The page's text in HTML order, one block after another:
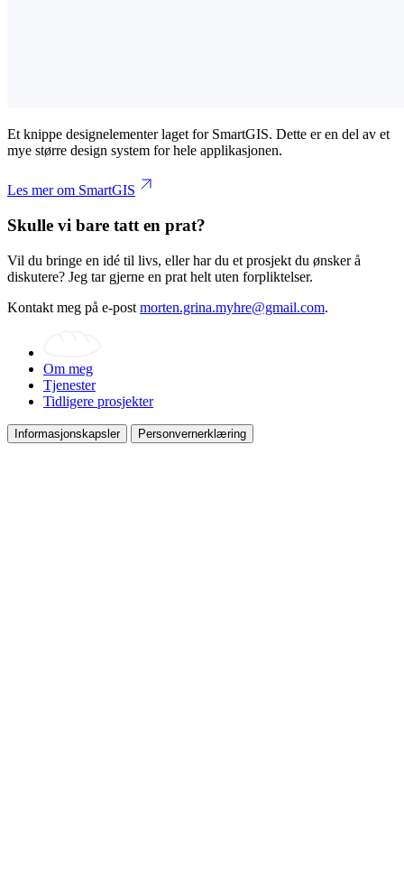
Et knippe designelementer laget for SmartGIS. Dette er en del av et
mye større design system for hele applikasjonen.
Les mer om SmartGIS
Skulle vi bare tatt en prat?
Vil du bringe en idé til livs, eller har du et prosjekt du ønsker å
diskutere? Jeg tar gjerne en prat helt uten forpliktelser.
Kontakt meg på e-post morten.grina.myhre@gmail.com.
Om meg
Tjenester
Tidligere prosjekter
Informasjonskapsler Personvernerklæring